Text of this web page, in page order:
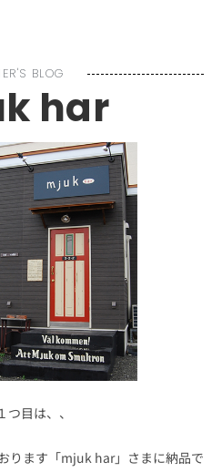
BLOG
har
目は、、
ります「mjuk har」さまに納品で